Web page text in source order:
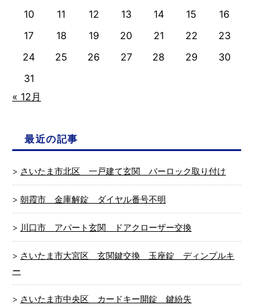
10
11 12 13 14 15
16
17
18 19 20 21 22
23
24
25 26 27 28 29
30
31
« 12月
最近の記事
さいたま市北区 一戸建て玄関 バーロック取り付け
朝霞市 金庫解錠 ダイヤル番号不明
川口市 アパート玄関 ドアクローザー交換
さいたま市大宮区 玄関鍵交換 玉座錠 ディンプルキ
ー
さいたま市中央区 カードキー開錠 鍵紛失